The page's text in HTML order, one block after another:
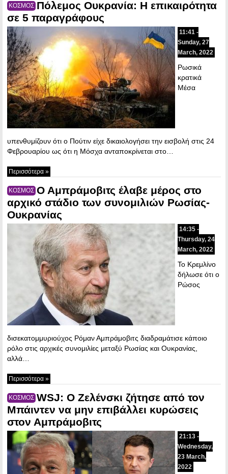
ΚΟΣΜΟΣ Πόλεμος Ουκρανία: Η επικαιρότητα
σε 5 παραγράφους
11:41 -
Sunday, 27
March, 2022
Ρωσικά
κρατικά
Μέσα
υπενθυμίζουν ότι ο Πούτιν είχε δικαιολογήσει την εισβολή στις 24
Φεβρουαρίου ως ότι η Μόσχα ανταποκρίνεται στο…
Περισσότερα »
ΚΟΣΜΟΣ Ο Αμπράμοβιτς έλαβε μέρος στο
αρχικό στάδιο των συνομιλιών Ρωσίας-
Ουκρανίας
14:35 -
Thursday, 24
March, 2022
Το Κρεμλίνο
δήλωσε ότι ο
Ρώσος
δισεκατομμυριούχος Ρόμαν Αμπράμοβιτς διαδραμάτισε κάποιο
ρόλο στις αρχικές συνομιλίες μεταξύ Ρωσίας και Ουκρανίας,
αλλά…
Περισσότερα »
ΚΟΣΜΟΣ WSJ: Ο Ζελένσκι ζήτησε από τον
Μπάιντεν να μην επιβάλλει κυρώσεις
στον Αμπράμοβιτς
21:13 -
Wednesday,
23 March,
2022